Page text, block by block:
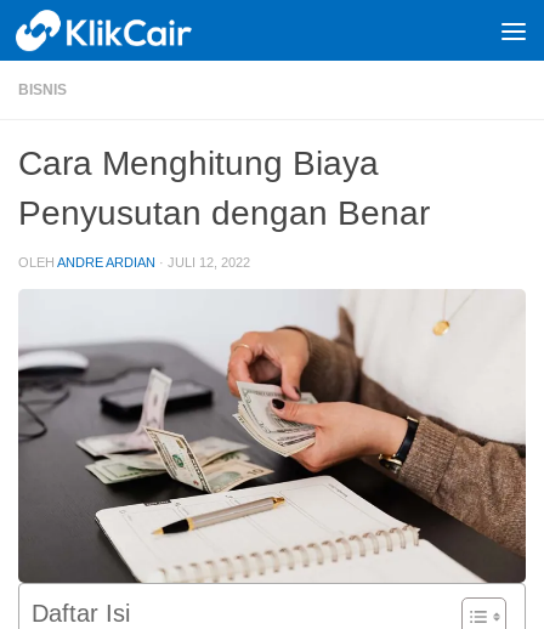
Skip to content
BISNIS
Cara Menghitung Biaya
Penyusutan dengan Benar
OLEH ANDRE ARDIAN · JULI 12, 2022
Daftar Isi